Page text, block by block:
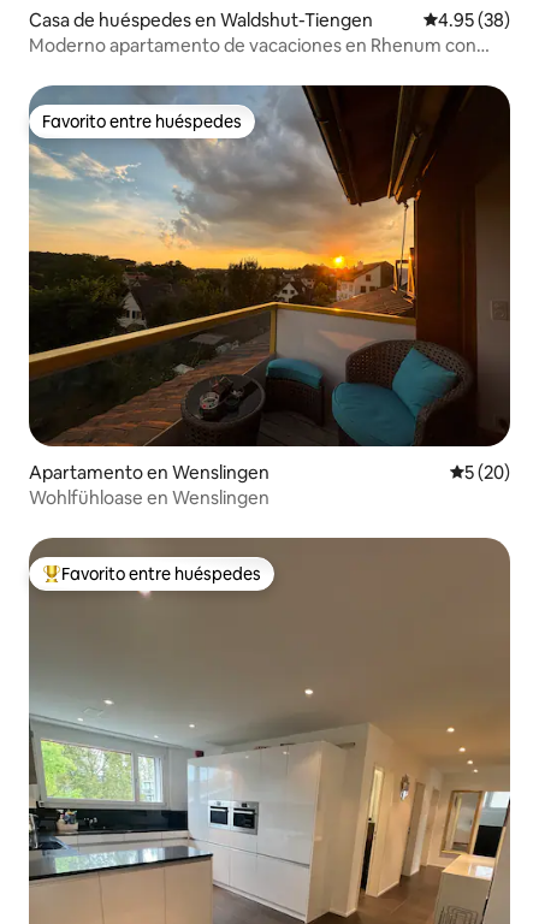
Casa de huéspedes en Waldshut-Tiengen Calificación
4.95 (38)
Moderno apartamento de vacaciones en Rhenum con
Favorito entre huéspedes
Favorito entre huéspedes
Apartamento en Wenslingen
5 (20)
Wohlfühloase en Wenslingen
Favorito entre huéspedes preferido
Favorito entre huéspedes